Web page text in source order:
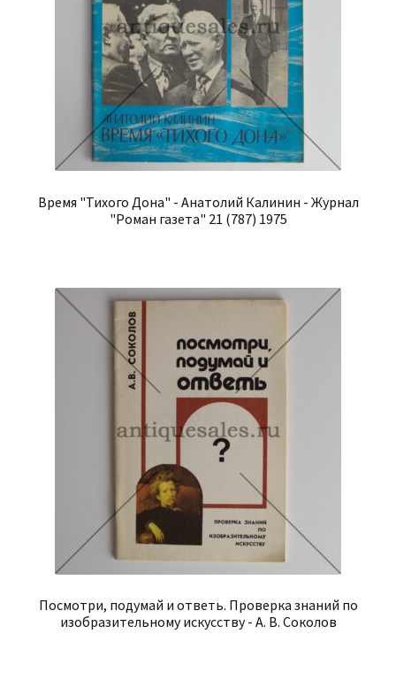
Время "Тихого Дона" - Анатолий Калинин - Журнал
"Роман газета" 21 (787) 1975
Посмотри, подумай и ответь. Проверка знаний по
изобразительному искусству - А. В. Соколов